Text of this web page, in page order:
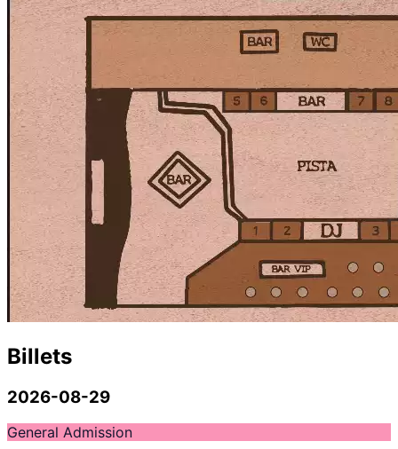
Billets
2026-08-29
General Admission